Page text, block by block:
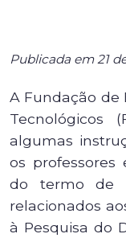
Publicada em 21
A Fundação de
Tecnológicos
algumas
os professores
do termo de
relacionados
à Pesquisa do